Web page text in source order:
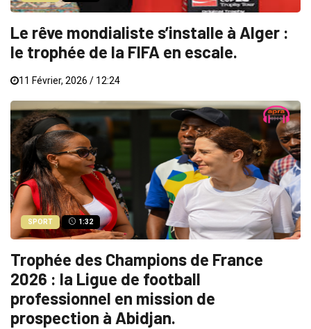
Le rêve mondialiste s’installe à Alger :
le trophée de la FIFA en escale.
11 Février, 2026 / 12:24
SPORT 1:32
Trophée des Champions de France
2026 : la Ligue de football
professionnel en mission de
prospection à Abidjan.